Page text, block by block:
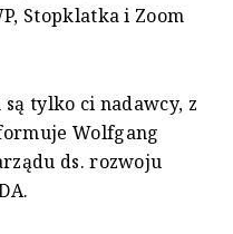
Stopklatka i Zoom
tylko ci nadawcy, z
Wolfgang
ds. rozwoju